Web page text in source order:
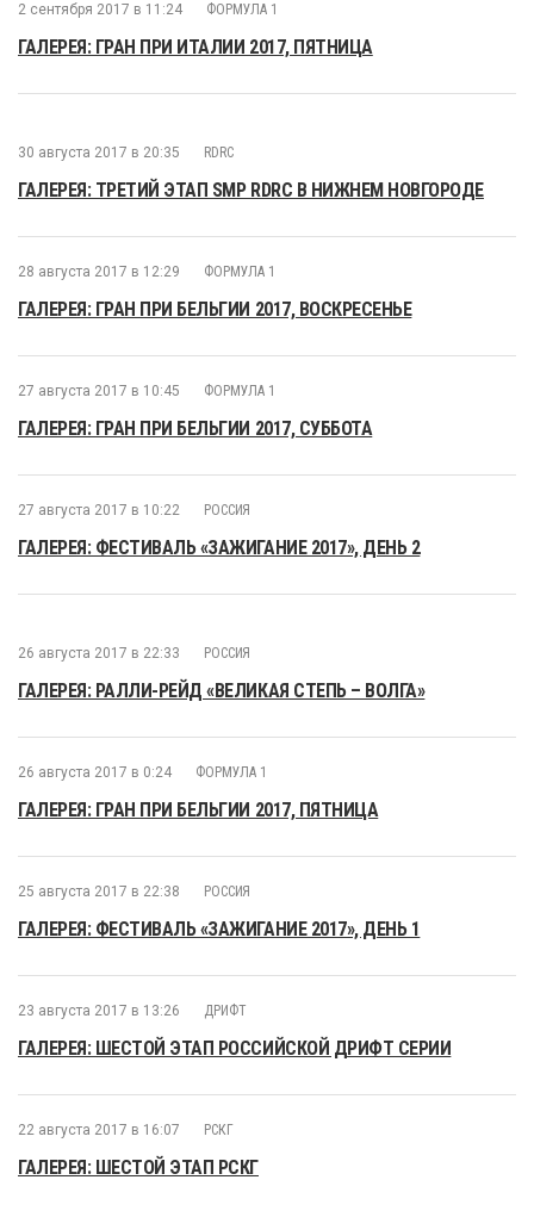
2 сентября 2017 в 11:24 ФОРМУЛА 1
ГАЛЕРЕЯ: ГРАН ПРИ ИТАЛИИ 2017, ПЯТНИЦА
30 августа 2017 в 20:35 RDRC
ГАЛЕРЕЯ: ТРЕТИЙ ЭТАП SMP RDRC В НИЖНЕМ НОВГОРОДЕ
28 августа 2017 в 12:29 ФОРМУЛА 1
ГАЛЕРЕЯ: ГРАН ПРИ БЕЛЬГИИ 2017, ВОСКРЕСЕНЬЕ
27 августа 2017 в 10:45 ФОРМУЛА 1
ГАЛЕРЕЯ: ГРАН ПРИ БЕЛЬГИИ 2017, СУББОТА
27 августа 2017 в 10:22 РОССИЯ
ГАЛЕРЕЯ: ФЕСТИВАЛЬ «ЗАЖИГАНИЕ 2017», ДЕНЬ 2
26 августа 2017 в 22:33 РОССИЯ
ГАЛЕРЕЯ: РАЛЛИ-РЕЙД «ВЕЛИКАЯ СТЕПЬ – ВОЛГА»
26 августа 2017 в 0:24 ФОРМУЛА 1
ГАЛЕРЕЯ: ГРАН ПРИ БЕЛЬГИИ 2017, ПЯТНИЦА
25 августа 2017 в 22:38 РОССИЯ
ГАЛЕРЕЯ: ФЕСТИВАЛЬ «ЗАЖИГАНИЕ 2017», ДЕНЬ 1
23 августа 2017 в 13:26 ДРИФТ
ГАЛЕРЕЯ: ШЕСТОЙ ЭТАП РОССИЙСКОЙ ДРИФТ СЕРИИ
22 августа 2017 в 16:07 РСКГ
ГАЛЕРЕЯ: ШЕСТОЙ ЭТАП РСКГ